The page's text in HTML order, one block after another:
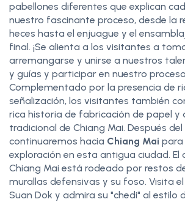
pabellones diferentes que explican
nuestro fascinante proceso, desde la
heces hasta el enjuague y el
final. ¡Se alienta a los visitantes a
arremangarse y unirse a nuestros
y guías y participar en nuestro
Complementado por la presencia de
señalización, los visitantes también
rica historia de fabricación de papel y
tradicional de Chiang Mai. Después
continuaremos hacia Chiang Mai para
exploración en esta antigua ciudad. El
Chiang Mai está rodeado por restos
murallas defensivas y su foso. Visita
Suan Dok y admira su "chedi" al estilo